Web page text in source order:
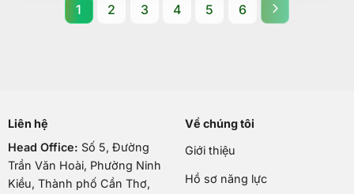
1 2 3 4 5 6
Liên hệ
Head Office: Số 5, Đường
Trần Văn Hoài, Phường Ninh
Kiều, Thành phố Cần Thơ,
Về chúng tôi
Giới thiệu
Hồ sơ năng lực